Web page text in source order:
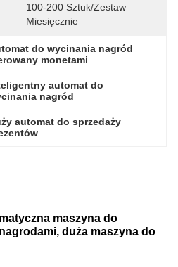
100-200 Sztuk/zestaw
Miesięcznie
do wycinania nagród
monetami
automat do
nagród
automat do sprzedaży
maszyna do
duża maszyna do